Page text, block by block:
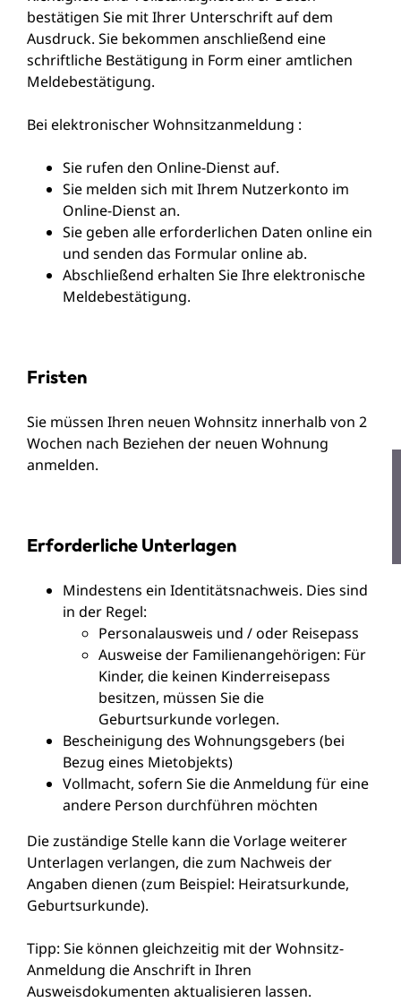
bestätigen Sie mit Ihrer Unterschrift auf dem
Ausdruck. Sie bekommen anschließend eine
schriftliche Bestätigung in Form einer amtlichen
Meldebestätigung.
Bei elektronischer Wohnsitzanmeldung :
Sie rufen den Online-Dienst auf.
Sie melden sich mit Ihrem Nutzerkonto im
Online-Dienst an.
Sie geben alle erforderlichen Daten online ein
und senden das Formular online ab.
Abschließend erhalten Sie Ihre elektronische
Meldebestätigung.
Fristen
Sie müssen Ihren neuen Wohnsitz innerhalb von 2
Wochen nach Beziehen der neuen Wohnung
anmelden.
Erforderliche Unterlagen
Mindestens ein Identitätsnachweis. Dies sind
in der Regel:
Personalausweis und / oder Reisepass
Ausweise der Familienangehörigen: Für
Kinder, die keinen Kinderreisepass
besitzen, müssen Sie die
Geburtsurkunde vorlegen.
Bescheinigung des Wohnungsgebers (bei
Bezug eines Mietobjekts)
Vollmacht, sofern Sie die Anmeldung für eine
andere Person durchführen möchten
Die zuständige Stelle kann die Vorlage weiterer
Unterlagen verlangen, die zum Nachweis der
Angaben dienen (zum Beispiel: Heiratsurkunde,
Geburtsurkunde).
Tipp: Sie können gleichzeitig mit der Wohnsitz-
Anmeldung die Anschrift in Ihren
Ausweisdokumenten aktualisieren lassen.